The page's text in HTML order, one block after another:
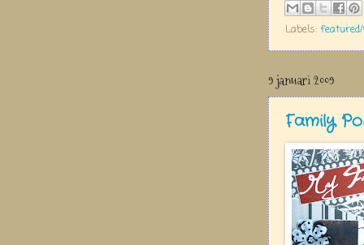
Labels:
9 januari 2009
Family